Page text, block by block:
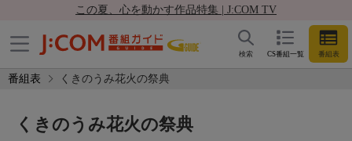
この夏、心を動かす作品特集 | J:COM TV
CS番組一覧 番組表
検索
番組表 くきのうみ花火の祭典
くきのうみ花火の祭典